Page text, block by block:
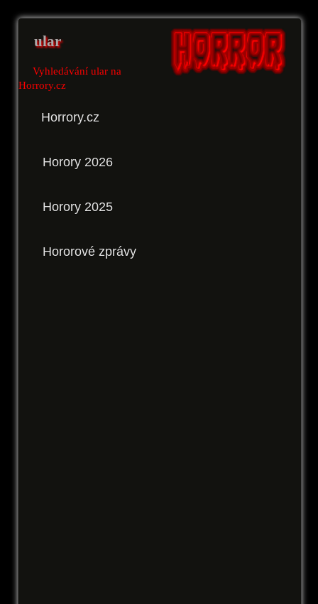
ular
Vyhledávání ular na
Horrory.cz
Horrory.cz
Horory 2026
Horory 2025
Hororové zprávy